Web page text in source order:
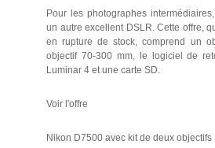
Pour les photographes
un autre excellent DSLR. Cette offre,
en rupture de stock, comprend un
objectif 70-300 mm, le logiciel de
Luminar 4 et une carte SD.
Voir l'offre
Nikon D7500 avec kit de deux objectifs